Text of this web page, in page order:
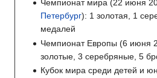
Чемпионат мира (22 июня
Петербург): 1 золотая, 1
медалей
Чемпионат Европы (6 июня
золотые, 3 серебряные, 5
Кубок мира среди детей и